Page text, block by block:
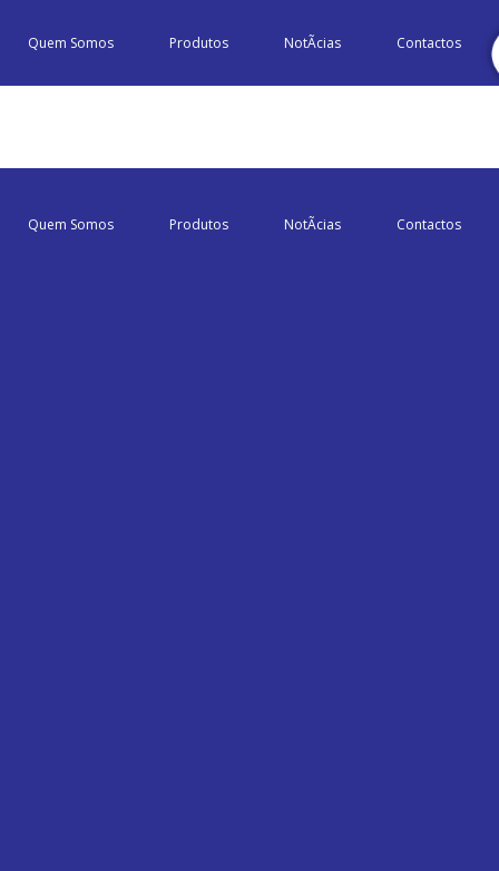
Quem Somos Produtos NotÃ­cias Contactos
Quem Somos Produtos NotÃ­cias Contactos